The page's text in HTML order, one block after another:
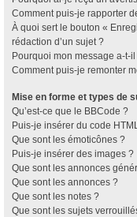
Comment puis-je rapporter
À quoi sert le bouton «
rédaction d’un sujet ?
Pourquoi mon message a-t-
Comment puis-je remonter
Mise en forme et types de
Qu’est-ce que le BBCode ?
Puis-je insérer du code
Que sont les émoticônes ?
Puis-je insérer des images ?
Que sont les annonces
Que sont les annonces ?
Que sont les notes ?
Que sont les sujets